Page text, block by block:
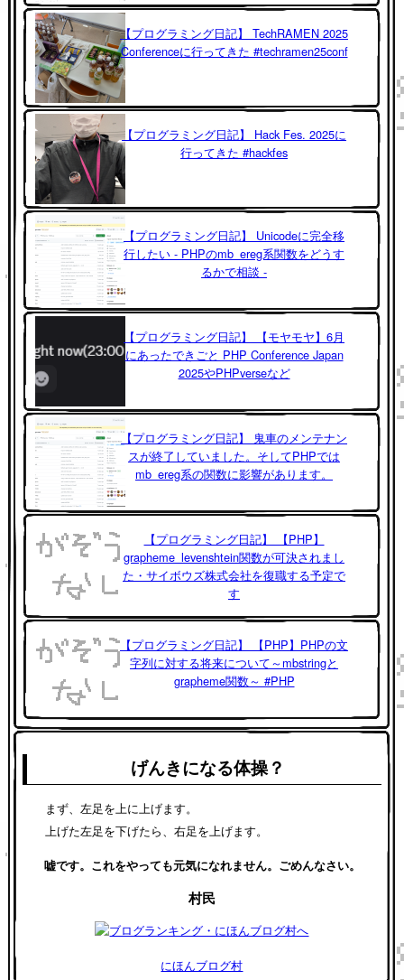
【プログラミング日記】 TechRAMEN 2025
Conferenceに行ってきた #techramen25conf
【プログラミング日記】 Hack Fes. 2025に
行ってきた #hackfes
【プログラミング日記】 Unicodeに完全移
行したい - PHPのmb_ereg系関数をどうす
るかで相談 -
【プログラミング日記】 【モヤモヤ】6月
にあったできごと PHP Conference Japan
2025やPHPverseなど
【プログラミング日記】 鬼車のメンテナン
スが終了していました。そしてPHPでは
mb_ereg系の関数に影響があります。
【プログラミング日記】 【PHP】
grapheme_levenshtein関数が可決されまし
た・サイボウズ株式会社を復職する予定で
す
【プログラミング日記】 【PHP】PHPの文
字列に対する将来について～mbstringと
grapheme関数～ #PHP
げんきになる体操？
まず、左足を上に上げます。
上げた左足を下げたら、右足を上げます。
嘘です。これをやっても元気になれません。ごめんなさい。
村民
にほんブログ村